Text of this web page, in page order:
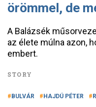
örömmel, de
A Balázsék
az élete múlna azon,
embert.
STORY
BULVÁR HAJDÚ PÉTER